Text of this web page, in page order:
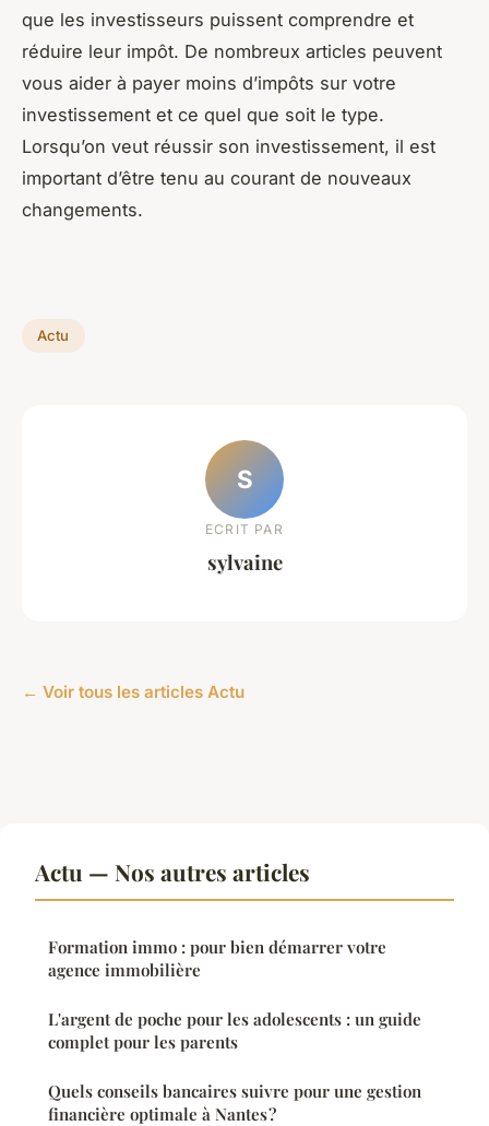
que les investisseurs puissent comprendre et
réduire leur impôt. De nombreux articles peuvent
vous aider à payer moins d’impôts sur votre
investissement et ce quel que soit le type.
Lorsqu’on veut réussir son investissement, il est
important d’être tenu au courant de nouveaux
changements.
Actu
S
ECRIT PAR
sylvaine
← Voir tous les articles Actu
Actu — Nos autres articles
Formation immo : pour bien démarrer votre
agence immobilière
L'argent de poche pour les adolescents : un guide
complet pour les parents
Quels conseils bancaires suivre pour une gestion
financière optimale à Nantes ?